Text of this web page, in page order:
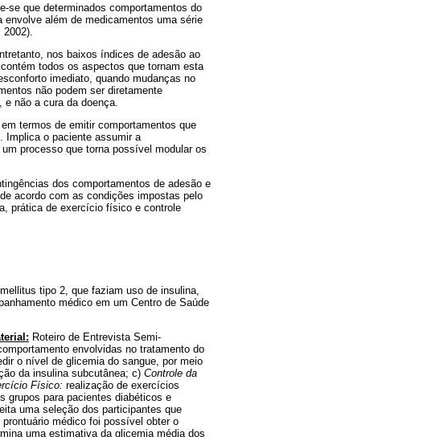
se que determinados comportamentos do
além de medicamentos uma série
nos baixos índices de adesão ao
todos os aspectos que tornam esta
imediato, quando mudanças no
não podem ser diretamente
não a cura da doença.
termos de emitir comportamentos que
Implica o paciente assumir a
processo que torna possível modular os
dos comportamentos de adesão e
acordo com as condições impostas pelo
prática de exercício físico e controle
tipo 2, que faziam uso de insulina,
médico em um Centro de Saúde
Roteiro de Entrevista Semi-
envolvidas no tratamento do
o nível de glicemia do sangue, por meio
da insulina subcutânea; c) Controle da
Físico: realização de exercícios
grupos para pacientes diabéticos e
uma seleção dos participantes que
médico foi possível obter o
uma estimativa da glicemia média dos